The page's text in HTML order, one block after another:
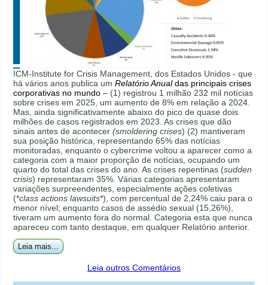
ICM-Institute for Crisis Management, dos Estados Unidos - que
há vários anos publica umRelatório Anualdas principais crises
corporativas no mundo – (1) registrou 1 milhão 232 mil notícias
sobre crises em 2025, um aumento de 8% em relação a 2024.
Mas, ainda significativamente abaixo do pico de quase dois
milhões de casos registrados em 2023. As crises que dão
sinais antes de acontecer(smoldering crises) (2) mantiveram
sua posição histórica, representando 65% das notícias
monitoradas, enquanto o cybercrime voltou a aparecer como a
categoria com a maior proporção de notícias, ocupando um
quarto do total das crises do ano. As crises repentinas (sudden
crisis) representaram 35%. Várias categorias apresentaram
variações surpreendentes, especialmente ações coletivas
(*class actions lawsuits*), com percentual de 2,24% caiu para o
menor nível; enquanto casos de assédio sexual (15,26%),
tiveram um aumento fora do normal. Categoria esta que nunca
apareceu com tanto destaque, em qualquer Relatório anterior.
Leia mais...
Leia outros Comentários